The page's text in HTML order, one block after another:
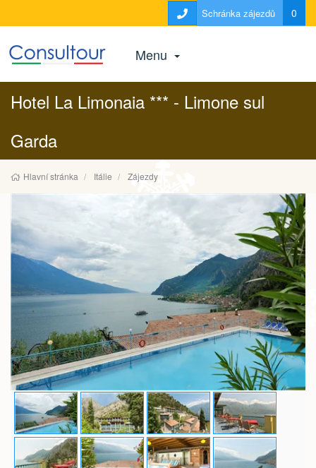
Schránka zájezdů 0
Menu
Hotel La Limonaia *** - Limone sul
Garda
Hlavní stránka Itálie Zájezdy